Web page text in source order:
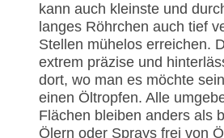
kann auch kleinste und
langes Röhrchen auch tief
Stellen mühelos erreichen.
extrem präzise und
dort, wo man es möchte
einen Öltropfen. Alle
Flächen bleiben anders als
Ölern oder Sprays frei von